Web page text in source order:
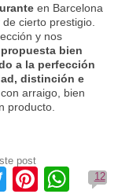
en Barcelona
cierto prestigio.
y nos
propuesta bien
a la perfección
distinción e
arraigo, bien
producto.
post
Twitter 12